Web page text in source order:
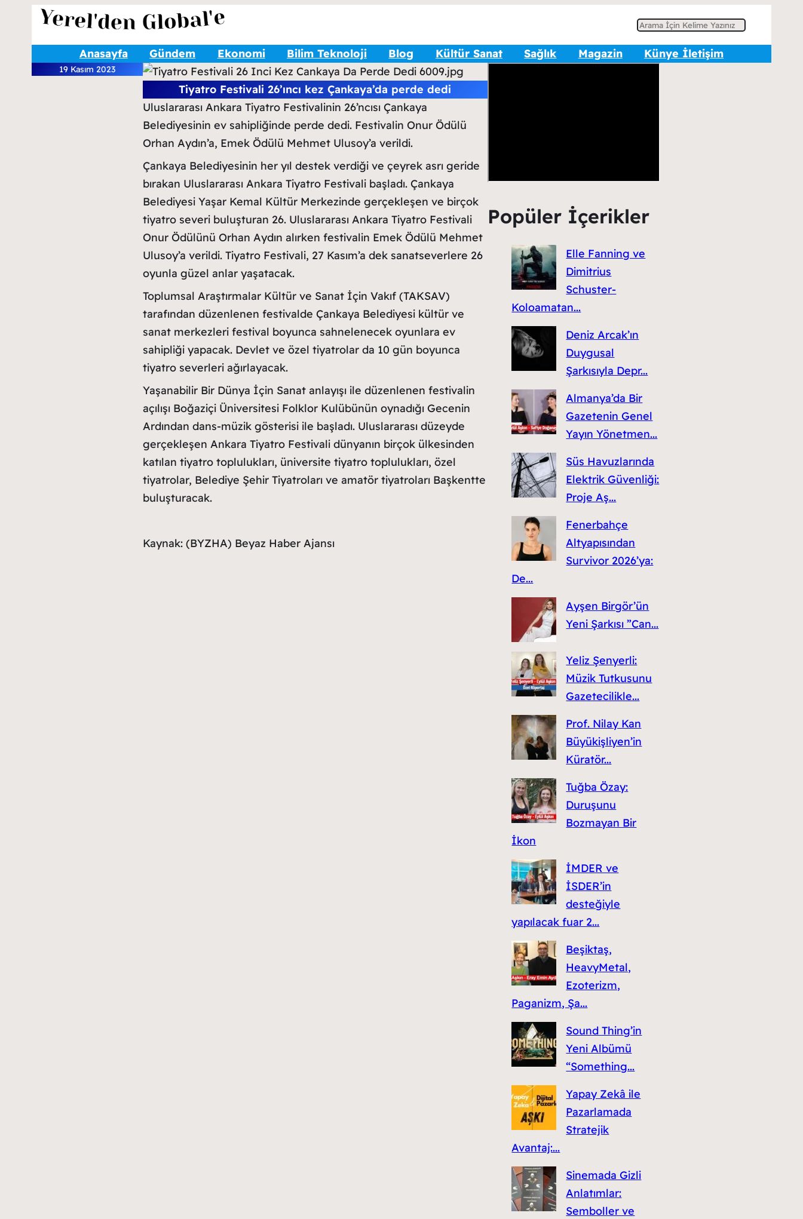
A
r
a
Anasayfa Gündem Ekonomi Bilim Teknoloji Blog Kültür Sanat Sağlık Magazin Künye İletişim
19 Kasım 2023
Tiyatro Festivali 26’ıncı kez Çankaya’da perde dedi
Uluslararası Ankara Tiyatro Festivalinin 26’ncısı Çankaya
Belediyesinin ev sahipliğinde perde dedi. Festivalin Onur Ödülü
Orhan Aydın’a, Emek Ödülü Mehmet Ulusoy’a verildi.
Çankaya Belediyesinin her yıl destek verdiği ve çeyrek asrı geride
bırakan Uluslararası Ankara Tiyatro Festivali başladı. Çankaya
Belediyesi Yaşar Kemal Kültür Merkezinde gerçekleşen ve birçok
tiyatro severi buluşturan 26. Uluslararası Ankara Tiyatro Festivali
Onur Ödülünü Orhan Aydın alırken festivalin Emek Ödülü Mehmet
Ulusoy’a verildi. Tiyatro Festivali, 27 Kasım’a dek sanatseverlere 26
oyunla güzel anlar yaşatacak.
Toplumsal Araştırmalar Kültür ve Sanat İçin Vakıf (TAKSAV)
tarafından düzenlenen festivalde Çankaya Belediyesi kültür ve
sanat merkezleri festival boyunca sahnelenecek oyunlara ev
sahipliği yapacak. Devlet ve özel tiyatrolar da 10 gün boyunca
tiyatro severleri ağırlayacak.
Yaşanabilir Bir Dünya İçin Sanat anlayışı ile düzenlenen festivalin
açılışı Boğaziçi Üniversitesi Folklor Kulübünün oynadığı Gecenin
Ardından dans-müzik gösterisi ile başladı. Uluslararası düzeyde
gerçekleşen Ankara Tiyatro Festivali dünyanın birçok ülkesinden
katılan tiyatro toplulukları, üniversite tiyatro toplulukları, özel
tiyatrolar, Belediye Şehir Tiyatroları ve amatör tiyatroları Başkentte
buluşturacak.
Kaynak: (BYZHA) Beyaz Haber Ajansı
Popüler İçerikler
Elle Fanning ve
Dimitrius
Schuster-
Koloamatan...
Deniz Arcak’ın
Duygusal
Şarkısıyla Depr...
Almanya’da Bir
Gazetenin Genel
Yayın Yönetmen...
Süs Havuzlarında
Elektrik Güvenliği:
Proje Aş...
Fenerbahçe
Altyapısından
Survivor 2026’ya:
De...
Ayşen Birgör’ün
Yeni Şarkısı ”Can...
Yeliz Şenyerli:
Müzik Tutkusunu
Gazetecilikle...
Prof. Nilay Kan
Büyükişliyen’in
Küratör...
Tuğba Özay:
Duruşunu
Bozmayan Bir
İkon
İMDER ve
İSDER’in
desteğiyle
yapılacak fuar 2...
Beşiktaş,
HeavyMetal,
Ezoterizm,
Paganizm, Şa...
Sound Thing’in
Yeni Albümü
“Something...
Yapay Zekâ ile
Pazarlamada
Stratejik
Avantaj:...
Sinemada Gizli
Anlatımlar:
Semboller ve